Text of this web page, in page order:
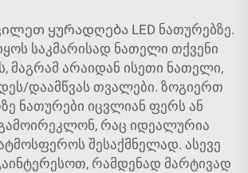
ყურადღება LED ნათურებზე.
საკმარისად ნათელი თქვენი
მაგრამ არაიდან ისეთი ნათელი,
დაამწვას თვალები. ზოგიერთ
ნათურები იცვლიან ფერს ან
რაც იდეალურია
შესაქმნელად. ასევე
რამდენად მარტივად